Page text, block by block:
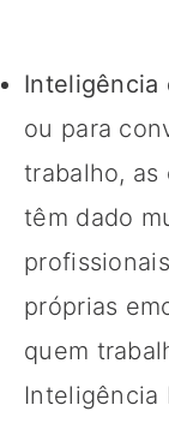
Inteligência
ou para
trabalho, as
têm dado
próprias
quem
Inteligência